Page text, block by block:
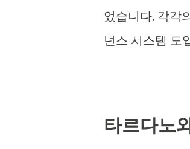
었습니다. 각각
넌스 시스템 도
타르다노